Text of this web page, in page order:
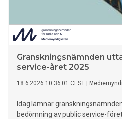
Granskningsnämnden
service-året 2025
18.6.2026 10:36:01 CEST
Idag lämnar
bedömning av public service-